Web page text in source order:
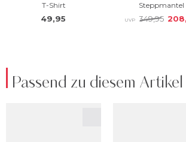
Passend zu diesem Artikel